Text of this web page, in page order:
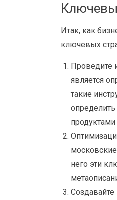
Итак, как
ключевых
Проведите
является
такие
него эти